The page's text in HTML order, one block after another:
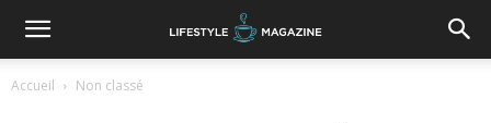
Accueil Non classé